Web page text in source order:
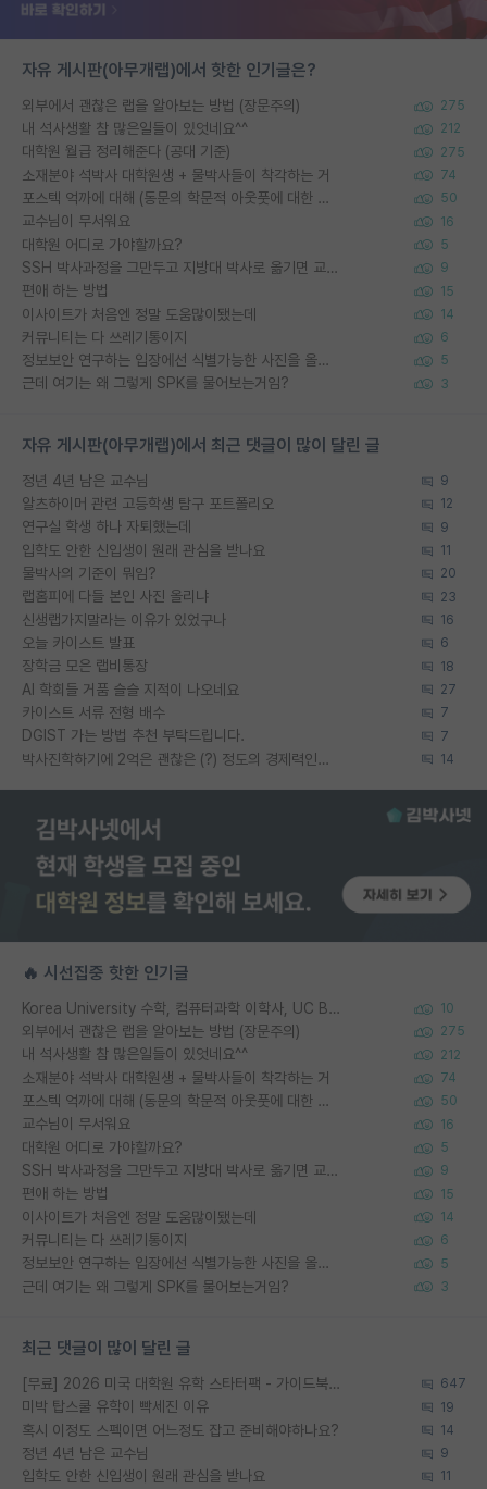
자유 게시판(아무개랩)에서 핫한 인기글은?
외부에서 괜찮은 랩을 알아보는 방법 (장문주의) 275
내 석사생활 참 많은일들이 있엇네요^^ 212
대학원 월급 정리해준다 (공대 기준) 275
소재분야 석박사 대학원생 + 물박사들이 착각하는 거 74
포스텍 억까에 대해 (동문의 학문적 아웃풋에 대한 반박) 50
교수님이 무서워요 16
대학원 어디로 가야할까요? 5
SSH 박사과정을 그만두고 지방대 박사로 옮기면 교수의 꿈은 끝일까요? 9
편애 하는 방법 15
이사이트가 처음엔 정말 도움많이됐는데 14
커뮤니티는 다 쓰레기통이지 6
정보보안 연구하는 입장에선 식별가능한 사진을 올리는건 비추이긴함 5
근데 여기는 왜 그렇게 SPK를 물어보는거임? 3
자유 게시판(아무개랩)에서 최근 댓글이 많이 달린 글
정년 4년 남은 교수님 9
알츠하이머 관련 고등학생 탐구 포트폴리오 12
연구실 학생 하나 자퇴했는데 9
입학도 안한 신입생이 원래 관심을 받나요 11
물박사의 기준이 뭐임? 20
랩홈피에 다들 본인 사진 올리냐 23
신생랩가지말라는 이유가 있었구나 16
오늘 카이스트 발표 6
장학금 모은 랩비통장 18
AI 학회들 거품 슬슬 지적이 나오네요 27
카이스트 서류 전형 배수 7
DGIST 가는 방법 추천 부탁드립니다. 7
박사진학하기에 2억은 괜찮은 (?) 정도의 경제력인가요 14
🔥 시선집중 핫한 인기글
Korea University 수학, 컴퓨터과학 이학사, UC Berkeley 산업공학 대학원 공학박사가 되는 것은 쉽지 않겠죠? 10
외부에서 괜찮은 랩을 알아보는 방법 (장문주의) 275
내 석사생활 참 많은일들이 있엇네요^^ 212
소재분야 석박사 대학원생 + 물박사들이 착각하는 거 74
포스텍 억까에 대해 (동문의 학문적 아웃풋에 대한 반박) 50
교수님이 무서워요 16
대학원 어디로 가야할까요? 5
SSH 박사과정을 그만두고 지방대 박사로 옮기면 교수의 꿈은 끝일까요? 9
편애 하는 방법 15
이사이트가 처음엔 정말 도움많이됐는데 14
커뮤니티는 다 쓰레기통이지 6
정보보안 연구하는 입장에선 식별가능한 사진을 올리는건 비추이긴함 5
근데 여기는 왜 그렇게 SPK를 물어보는거임? 3
최근 댓글이 많이 달린 글
[무료] 2026 미국 대학원 유학 스타터팩 - 가이드북 & 합격자 컨택메일 템플릿 647
미박 탑스쿨 유학이 빡세진 이유 19
혹시 이정도 스펙이면 어느정도 잡고 준비해야하나요? 14
정년 4년 남은 교수님 9
입학도 안한 신입생이 원래 관심을 받나요 11